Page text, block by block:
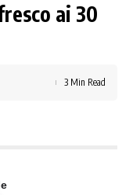
ai 30
3 Min Read